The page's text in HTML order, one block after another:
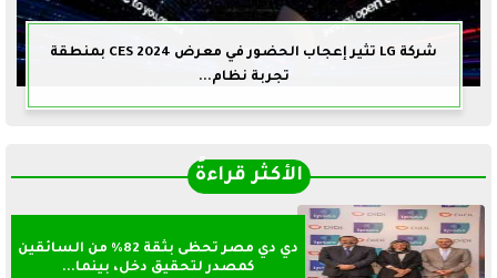
شركة LG تثير إعجاب الحضور في معرض CES 2024 بمنطقة
تجربة نظام...
الأكثر قراءةً
دي دي مصر تحظى بثقة 82% من السائقين
كمصدر لتحقيق دخل، بينما...